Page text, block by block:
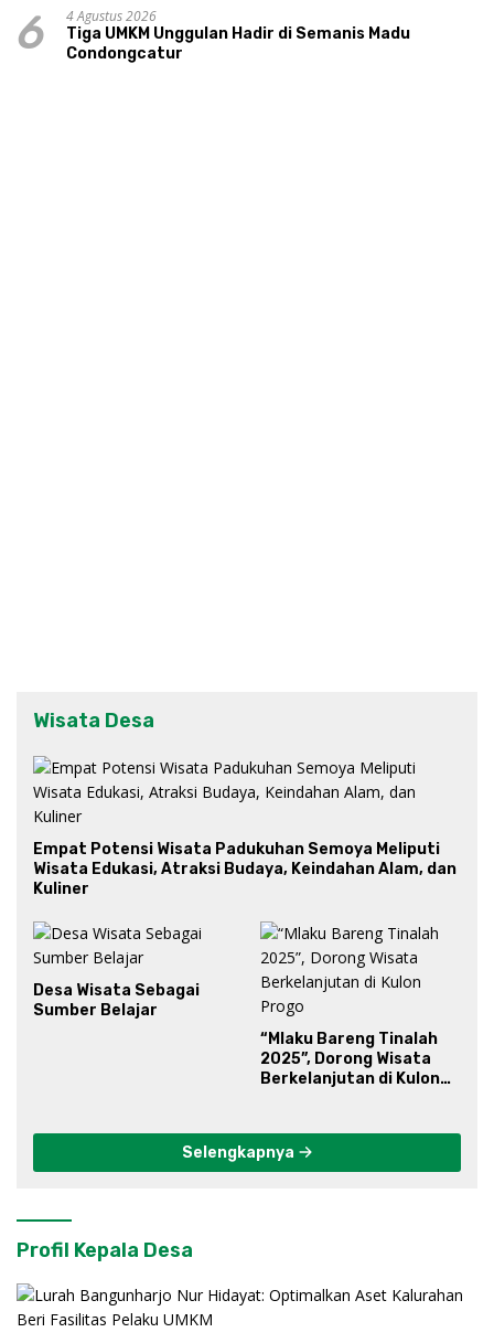
6
4 Agustus 2026
Tiga UMKM Unggulan Hadir di Semanis Madu
Condongcatur
Wisata Desa
Empat Potensi Wisata Padukuhan Semoya Meliputi
Wisata Edukasi, Atraksi Budaya, Keindahan Alam, dan
Kuliner
Desa Wisata Sebagai
Sumber Belajar
“Mlaku Bareng Tinalah
2025”, Dorong Wisata
Berkelanjutan di Kulon
Selengkapnya
Profil Kepala Desa